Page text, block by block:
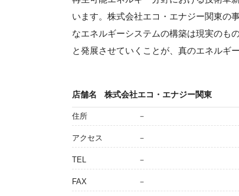
います。株式会社エコ・エナジー関東の
なエネルギーシステムの構築は現実のも
と発展させていくことが、真のエネルギ
店舗名 株式会社エコ・エナジー関東
住所 －
アクセス －
TEL －
FAX －